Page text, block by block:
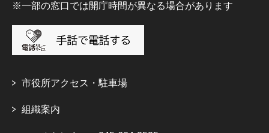
※一部の窓口では開庁時間が異なる場合があります
市役所アクセス・駐車場
組織案内